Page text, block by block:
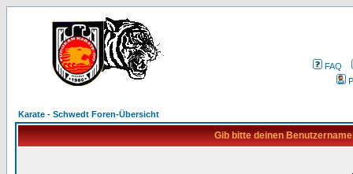
FAQ
Karate - Schwedt Foren-Übersicht
Gib bitte deinen